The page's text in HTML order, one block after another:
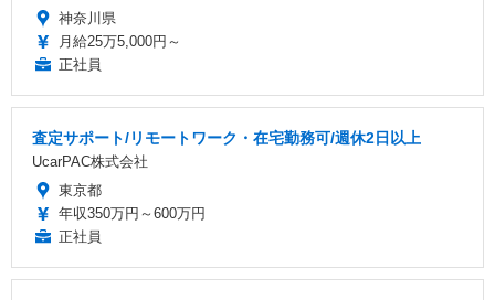
神奈川県
月給25万5,000円～
正社員
査定サポート/リモートワーク・在宅勤務可/週休2日以上
UcarPAC株式会社
東京都
年収350万円～600万円
正社員